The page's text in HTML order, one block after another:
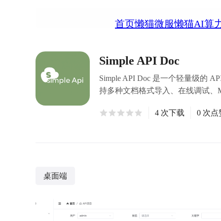
首页懒猫微服懒猫AI算
Simple API Doc
Simple API Doc 是一个轻量级的
持多种文档格式导入、在线调试
4 次下载 0 次点
桌面端